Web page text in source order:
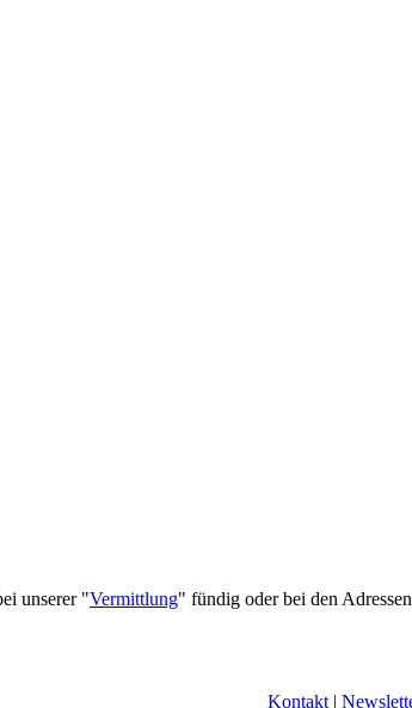
unserer "Vermittlung" fündig oder bei den
Kontakt